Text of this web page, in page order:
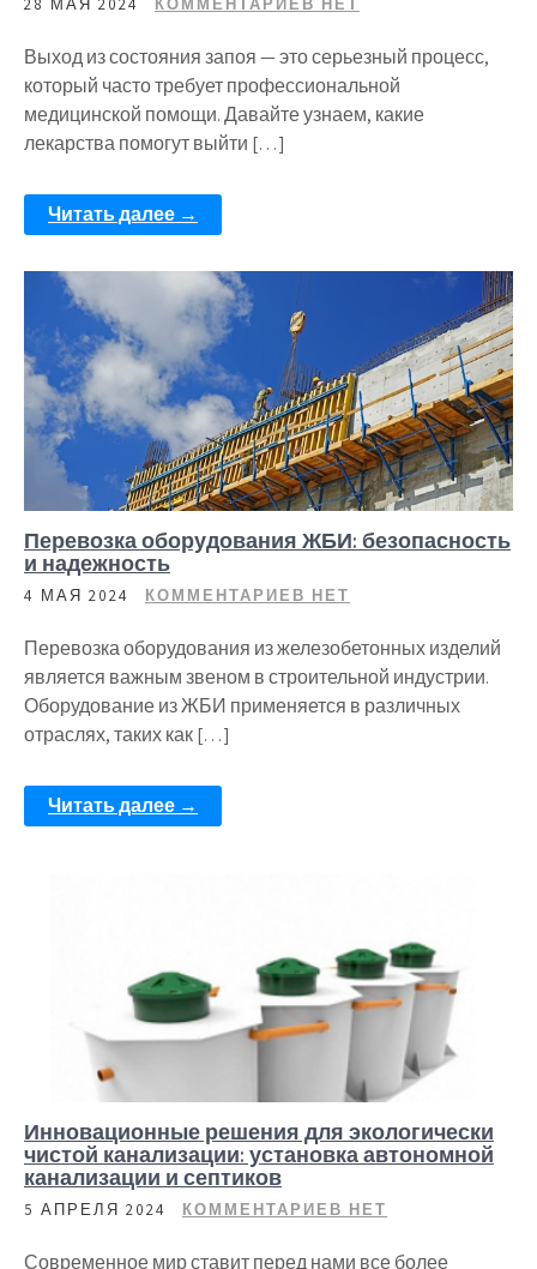
28 МАЯ 2024 КОММЕНТАРИЕВ НЕТ
Выход из состояния запоя — это серьезный процесс,
который часто требует профессиональной
медицинской помощи. Давайте узнаем, какие
лекарства помогут выйти […]
Читать далее →
Перевозка оборудования ЖБИ: безопасность
и надежность
4 МАЯ 2024 КОММЕНТАРИЕВ НЕТ
Перевозка оборудования из железобетонных изделий
является важным звеном в строительной индустрии.
Оборудование из ЖБИ применяется в различных
отраслях, таких как […]
Читать далее →
Инновационные решения для экологически
чистой канализации: установка автономной
канализации и септиков
5 АПРЕЛЯ 2024 КОММЕНТАРИЕВ НЕТ
Современное мир ставит перед нами все более